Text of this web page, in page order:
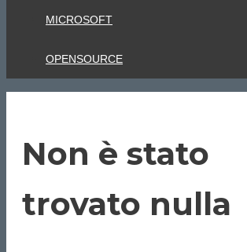
MICROSOFT
OPENSOURCE
Non è stato
trovato nulla